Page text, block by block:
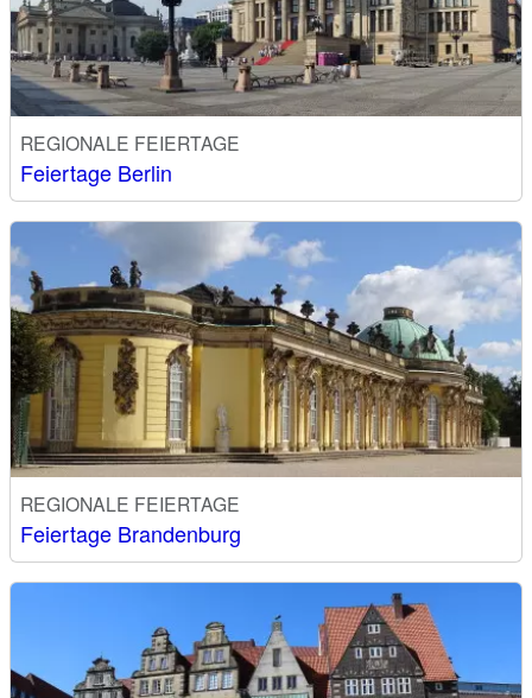
REGIONALE FEIERTAGE
Feiertage Berlin
REGIONALE FEIERTAGE
Feiertage Brandenburg